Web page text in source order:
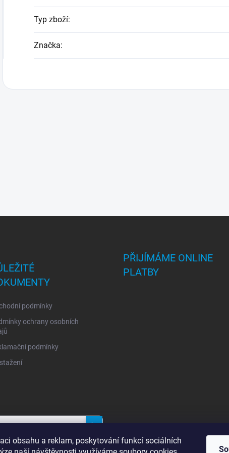
obsahu a reklam, poskytování funkcí sociálních
Typ zboží:
Značka:
podmínky
ochrany osobních
podmínky
PŘIJÍMÁME ONLINE
PLATBY
se